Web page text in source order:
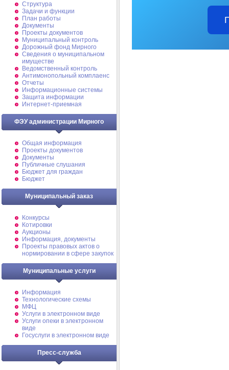
Структура
Задачи и функции
План работы
Документы
Проекты документов
Муниципальный контроль
Дорожный фонд Мирного
Cведения о муниципальном
имуществе
Ведомственный контроль
Антимонопольный комплаенс
Отчеты
Информационные системы
Защита информации
Интернет-приемная
ФЭУ администрации Мирного
Общая информация
Проекты документов
Документы
Публичные слушания
Бюджет для граждан
Бюджет
Муниципальный заказ
Конкурсы
Котировки
Аукционы
Информация, документы
Проекты правовых актов о
нормировании в сфере закупок
Муниципальные услуги
Информация
Технологические схемы
МФЦ
Услуги в электронном виде
Услуги опеки в электронном
виде
Госуслуги в электронном виде
Пресс-служба